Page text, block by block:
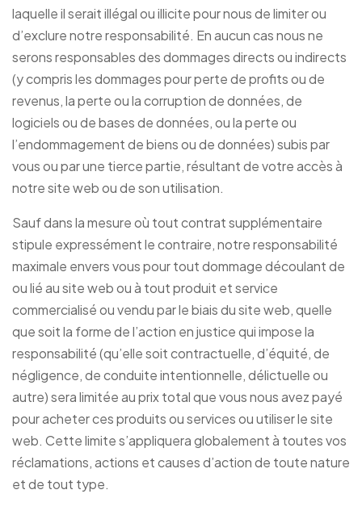
laquelle il serait illégal ou illicite pour nous de limiter ou
d’exclure notre responsabilité. En aucun cas nous ne
serons responsables des dommages directs ou indirects
(y compris les dommages pour perte de profits ou de
revenus, la perte ou la corruption de données, de
logiciels ou de bases de données, ou la perte ou
l’endommagement de biens ou de données) subis par
vous ou par une tierce partie, résultant de votre accès à
notre site web ou de son utilisation.
Sauf dans la mesure où tout contrat supplémentaire
stipule expressément le contraire, notre responsabilité
maximale envers vous pour tout dommage découlant de
ou lié au site web ou à tout produit et service
commercialisé ou vendu par le biais du site web, quelle
que soit la forme de l’action en justice qui impose la
responsabilité (qu’elle soit contractuelle, d’équité, de
négligence, de conduite intentionnelle, délictuelle ou
autre) sera limitée au prix total que vous nous avez payé
pour acheter ces produits ou services ou utiliser le site
web. Cette limite s’appliquera globalement à toutes vos
réclamations, actions et causes d’action de toute nature
et de tout type.